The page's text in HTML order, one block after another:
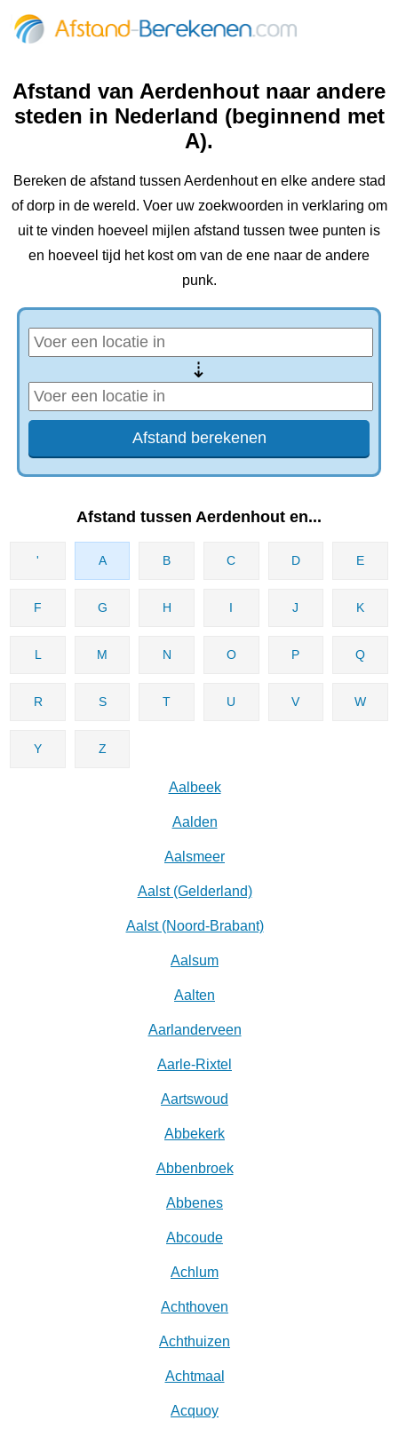
Afstand van Aerdenhout naar andere
steden in Nederland (beginnend met
A).
Bereken de afstand tussen Aerdenhout en elke andere stad
of dorp in de wereld. Voer uw zoekwoorden in verklaring om
uit te vinden hoeveel mijlen afstand tussen twee punten is
en hoeveel tijd het kost om van de ene naar de andere
punk.
⇢
Afstand tussen Aerdenhout en...
' A B C D E
F G H I J K
L M N O P Q
R S T U V W
Y Z
Aalbeek
Aalden
Aalsmeer
Aalst (Gelderland)
Aalst (Noord-Brabant)
Aalsum
Aalten
Aarlanderveen
Aarle-Rixtel
Aartswoud
Abbekerk
Abbenbroek
Abbenes
Abcoude
Achlum
Achthoven
Achthuizen
Achtmaal
Acquoy